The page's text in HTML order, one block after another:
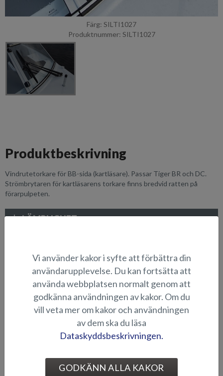
Färg: SILTI1027
Produktnummer: SILTI1027
Produktbeskrivning
Vindrutetorkare för BB-sida (kartläsare). Passar Tiger BR och DC.
Strömbrytaren för kartläsarens torkare finns bredvid ratten på
förarpulpeten.
LÄMPLIGHET
ELEKTRONIK OCH ÖVRIGA TILLBEHÖR
Vi använder kakor i syfte att förbättra din
användarupplevelse. Du kan fortsätta att
använda webbplatsen normalt genom att
godkänna användningen av kakor. Om du
vill veta mer om kakor och användningen
av dem ska du läsa
Dataskyddsbeskrivningen.
GODKÄNN ALLA KAKOR